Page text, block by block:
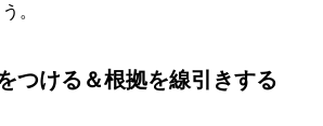
。
つける＆根拠を線引きする